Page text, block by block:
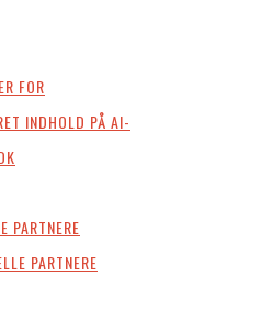
FOR
INDHOLD PÅ AI-
PARTNERE
PARTNERE